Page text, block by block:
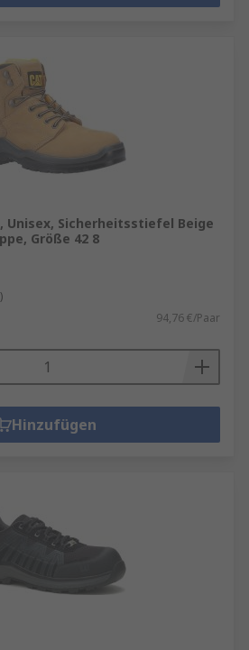
Unisex, Sicherheitsstiefel Beige
Größe 42 8
94,76 €/Paar
Hinzufügen